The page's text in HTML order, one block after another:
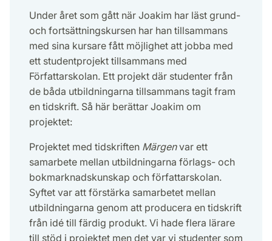
Under året som gått när Joakim har läst grund-
och fortsättningskursen har han tillsammans
med sina kursare fått möjlighet att jobba med
ett studentprojekt tillsammans med
Författarskolan. Ett projekt där studenter från
de båda utbildningarna tillsammans tagit fram
en tidskrift. Så här berättar Joakim om
projektet:
Projektet med tidskriften Märgenvar ett
samarbete mellan utbildningarna förlags- och
bokmarknadskunskap och författarskolan.
Syftet var att förstärka samarbetet mellan
utbildningarna genom att producera en tidskrift
från idé till färdig produkt. Vi hade flera lärare
till stöd i projektet men det var vi studenter som